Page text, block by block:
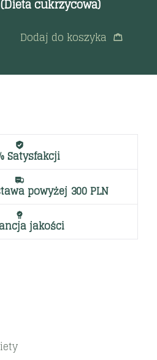
cukrzycowa)
Dodaj do koszyka
Satysfakcji
powyżej 300 PLN
jakości